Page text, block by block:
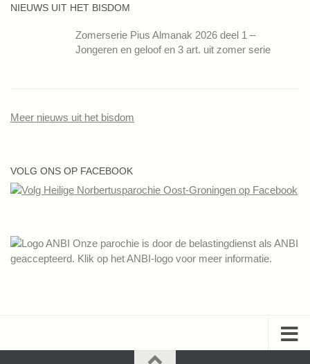
NIEUWS UIT HET BISDOM
Zomerserie Pius Almanak 2026 deel 1 –
Jongeren en geloof en 3 art. uit zomer serie
Meer nieuws uit het bisdom
VOLG ONS OP FACEBOOK
Onze parochie is door de belastingdienst als ANBI
geaccepteerd. Klik op het ANBI-logo voor meer informatie.